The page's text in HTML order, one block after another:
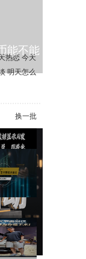
热恋 今天
明天怎么
换一批
能不能